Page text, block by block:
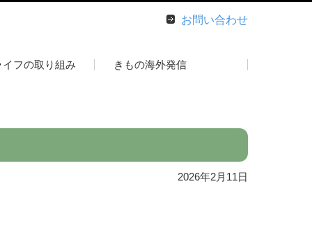
お問い合わせ
フの取り組み きもの海外発信
2026年2月11日